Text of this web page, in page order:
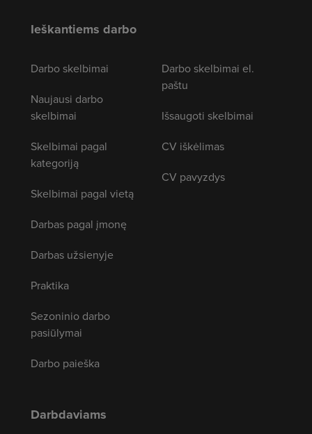
Ieškantiems darbo
Darbo skelbimai
Naujausi darbo
skelbimai
Skelbimai pagal
kategoriją
Skelbimai pagal vietą
Darbas pagal įmonę
Darbas užsienyje
Praktika
Sezoninio darbo
pasiūlymai
Darbo paieška
Darbo skelbimai el.
paštu
Išsaugoti skelbimai
CV iškėlimas
CV pavyzdys
Darbdaviams